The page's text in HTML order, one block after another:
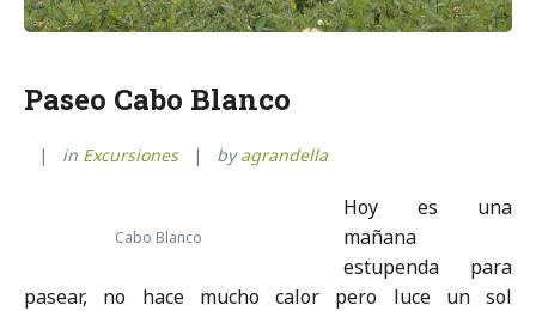
Paseo Cabo Blanco
in Excursiones byagrandella
Cabo Blanco
Hoy es una
mañana
estupenda para
pasear, no hace mucho calor pero luce un sol